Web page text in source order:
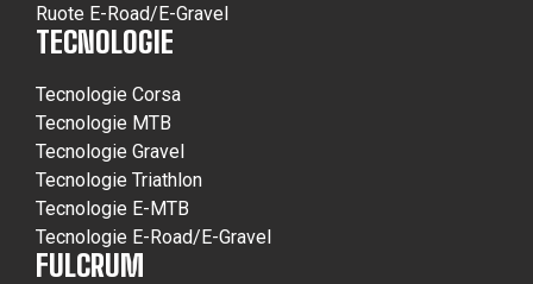
Ruote E-Road/E-Gravel
TECNOLOGIE
Tecnologie Corsa
Tecnologie MTB
Tecnologie Gravel
Tecnologie Triathlon
Tecnologie E-MTB
Tecnologie E-Road/E-Gravel
FULCRUM